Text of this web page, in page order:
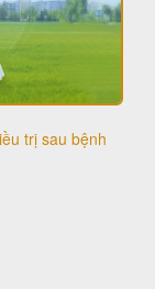
trị sau bệnh